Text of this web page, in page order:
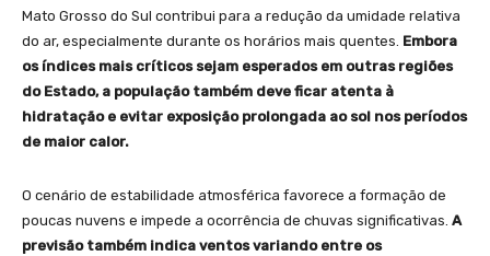
Mato Grosso do Sul contribui para a redução da umidade relativa
do ar, especialmente durante os horários mais quentes. Embora
os índices mais críticos sejam esperados em outras regiões
do Estado, a população também deve ficar atenta à
hidratação e evitar exposição prolongada ao sol nos períodos
de maior calor.
O cenário de estabilidade atmosférica favorece a formação de
poucas nuvens e impede a ocorrência de chuvas significativas. A
previsão também indica ventos variando entre os